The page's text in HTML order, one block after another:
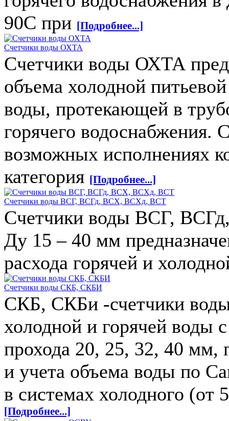
90С при [Подробнее...]
Счетчики воды ОХТА
Счетчики воды ОХТА
объема холодной
воды, протекающей в
горячего водоснабжения.
возможных исполнениях
категория [Подробнее...]
Счетчики воды ВСГ, ВСГд, ВСХ, ВСХд, ВСТ
Счетчики воды ВСГ,
Ду 15 – 40 мм
расхода горячей и
Счетчики воды СКБ, СКБИ
СКБ, СКБи -счетчики
холодной и горячей воды
прохода 20, 25, 32, 40 мм,
и учета объема воды по
в системах холодного (от
[Подробнее...]